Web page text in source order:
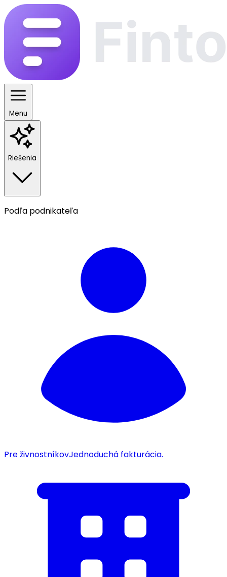
Menu
Riešenia
Podľa podnikateľa
Pre živnostníkovJednoduchá fakturácia.